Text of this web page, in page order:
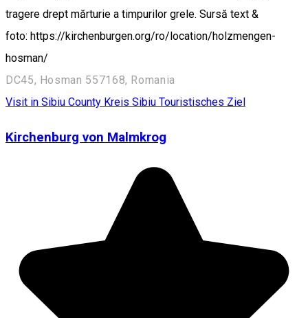
tragere drept mărturie a timpurilor grele. Sursă text &
foto: https://kirchenburgen.org/ro/location/holzmengen-
hosman/
DC45, Hosman 557168, Romania
Visit in Sibiu County Kreis Sibiu Touristisches Ziel
Kirchenburg von Malmkrog